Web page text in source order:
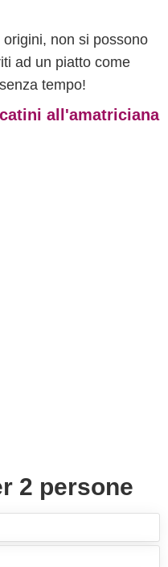
non si possono
ad un piatto come
tempo!
all'amatriciana
2 persone